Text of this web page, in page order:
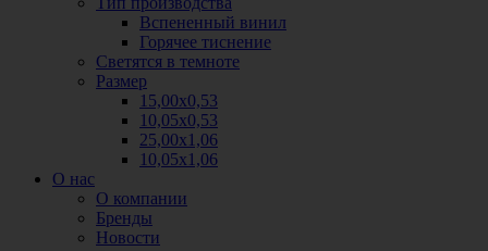
Вспененный винил
Горячее тиснение
Светятся в темноте
Размер
15,00х0,53
10,05х0,53
25,00х1,06
10,05х1,06
О нас
О компании
Бренды
Новости